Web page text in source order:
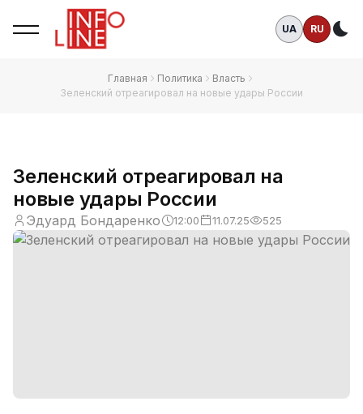
UA RU
Главная Политика
Власть
Зеленский отреагировал на новые удары России
Зеленский отреагировал на
новые удары России
Эдуард Бондаренко 12:00 11.07.25 525